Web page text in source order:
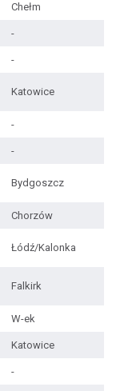
Chełm
-
-
Katowice
-
-
Bydgoszcz
Chorzów
Łódź/Kalonka
Falkirk
W-ek
Katowice
-